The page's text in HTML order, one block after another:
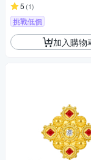
5 (1)
挑戰低價
加入購物